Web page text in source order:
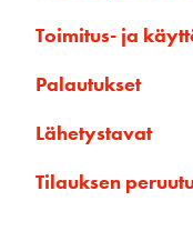
Toimitus- ja
Palautukset
Lähetystavat
Tilauksen